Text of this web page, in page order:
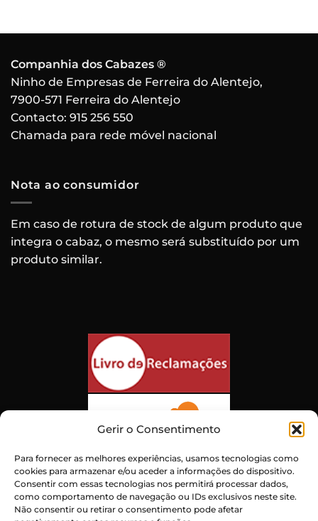
Gerir o Consentimento
Para fornecer as melhores experiências, usamos tecnologias como
cookies para armazenar e/ou aceder a informações do dispositivo.
Consentir com essas tecnologias nos permitirá processar dados,
como comportamento de navegação ou IDs exclusivos neste site.
Não consentir ou retirar o consentimento pode afetar
Companhia dos Cabazes ®
Ninho de Empresas de Ferreira do Alentejo,
7900-571 Ferreira do Alentejo
Contacto: 915 256 550
Chamada para rede móvel nacional
Nota ao consumidor
Em caso de rotura de stock de algum produto que
integra o cabaz, o mesmo será substituído por um
produto similar.